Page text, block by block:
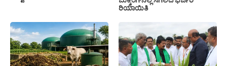
ರಿಯಾಯಿತಿ